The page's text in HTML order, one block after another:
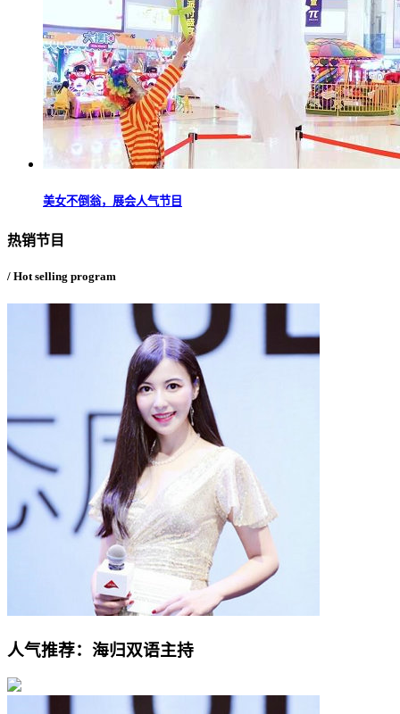
美女不倒翁，展会人气节目
热销节目
/ Hot selling program
人气推荐：海归双语主持